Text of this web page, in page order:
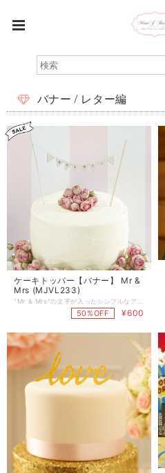
バナー / レター編
ケーキトッパー【バナー】 Mr &
Mrs (MJVL233)
50%OFF ¥600